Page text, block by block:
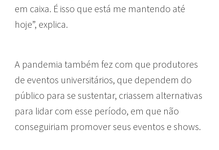
em caixa. É isso que está me mantendo até
hoje”, explica.
A pandemia também fez com que produtores
de eventos universitários, que dependem do
público para se sustentar, criassem alternativas
para lidar com esse período, em que não
conseguiriam promover seus eventos e shows.